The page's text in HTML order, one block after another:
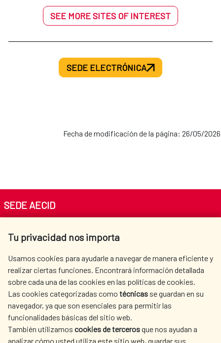
SEE MORE SITES OF INTEREST
SEDE ELECTRÓNICA
Fecha de modificación de la página: 26/05/2026
Tu privacidad nos importa
Usamos cookies para ayudarle a navegar de manera eficiente y
realizar ciertas funciones. Encontrará información detallada
sobre cada una de las cookies en las políticas de cookies.
Las cookies categorizadas como técnicas se guardan en su
navegador, ya que son esenciales para permitir las
funcionalidades básicas del sitio web.
También utilizamos cookies de tercerosque nos ayudan a
analizar cómo usted utiliza este sitio web, guardar sus
SEDE AECID
Tel. +34 900 20 30 54​​​​​​​
AECID
WHERE DO WE COOPERATE?
SPANISH HUMANITARIAN
ACTION
PRESS ROOM
CULTURE AND SCIENCE LIBRARY